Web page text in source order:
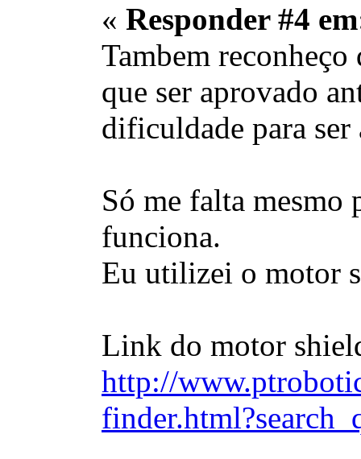
« Responder #4
Tambem
que ser aprovado
dificuldade para ser
Só me falta mesmo
funciona.
Eu utilizei o motor
Link do motor
http://